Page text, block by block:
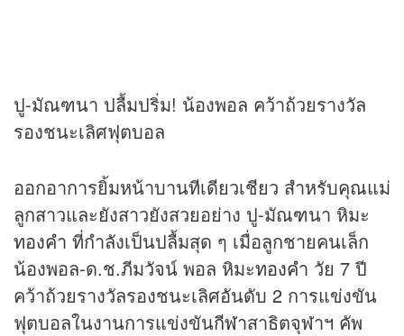
ปู-มัณฑนา ปลื้มปริ่ม! น้องพอล คว้าถ้วยรางวัล
รองชนะเลิศฟุตบอล
ออกอาการยิ้มหน้าบานทีเดียวเชียว สำหรับคุณแม่
ลูกสาวและยังสาวยังสวยอย่าง ปู-มัณฑนา หิมะ
ทองคำ ที่กำลังเป็นปลื้มสุด ๆ เมื่อลูกชายคนเล็ก
น้องพอล-ด.ช.ภีมวัจน์ พอล หิมะทองคำ วัย 7 ปี
คว้าถ้วยรางวัลรองชนะเลิศอันดับ 2 การแข่งขัน
ฟุตบอลในงานการแข่งขันกีฬาสาธิตจุฬาฯ คัพ